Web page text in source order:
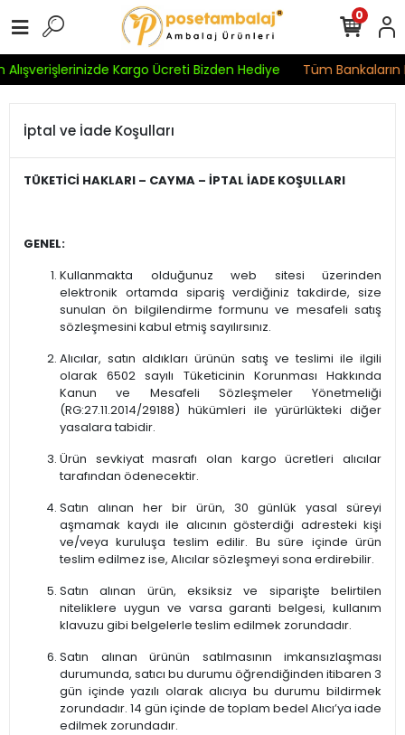
Kargo Ücreti Bizden Hediye Tüm Bankaların
0
İptal ve İade Koşulları
TÜKETİCİ HAKLARI – CAYMA – İPTAL İADE KOŞULLARI
GENEL:
Kullanmakta olduğunuz web sitesi üzerinden
elektronik ortamda sipariş verdiğiniz takdirde, size
sunulan ön bilgilendirme formunu ve mesafeli satış
sözleşmesini kabul etmiş sayılırsınız.
Alıcılar, satın aldıkları ürünün satış ve teslimi ile ilgili
olarak 6502 sayılı Tüketicinin Korunması Hakkında
Kanun ve Mesafeli Sözleşmeler Yönetmeliği
(RG:27.11.2014/29188) hükümleri ile yürürlükteki diğer
yasalara tabidir.
Ürün sevkiyat masrafı olan kargo ücretleri alıcılar
tarafından ödenecektir.
Satın alınan her bir ürün, 30 günlük yasal süreyi
aşmamak kaydı ile alıcının gösterdiği adresteki kişi
ve/veya kuruluşa teslim edilir. Bu süre içinde ürün
teslim edilmez ise, Alıcılar sözleşmeyi sona erdirebilir.
Satın alınan ürün, eksiksiz ve siparişte belirtilen
niteliklere uygun ve varsa garanti belgesi, kullanım
klavuzu gibi belgelerle teslim edilmek zorundadır.
Satın alınan ürünün satılmasının imkansızlaşması
durumunda, satıcı bu durumu öğrendiğinden itibaren 3
gün içinde yazılı olarak alıcıya bu durumu bildirmek
zorundadır. 14 gün içinde de toplam bedel Alıcı’ya iade
edilmek zorundadır.